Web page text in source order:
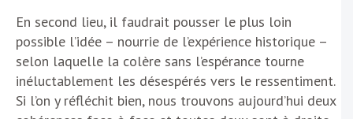
En second lieu, il faudrait pousser le plus loin
possible l’idée – nourrie de l’expérience historique –
selon laquelle la colère sans l’espérance tourne
inéluctablement les désespérés vers le ressentiment.
Si l’on y réfléchit bien, nous trouvons aujourd’hui deux